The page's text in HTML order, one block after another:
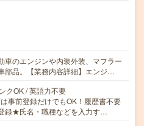
車のエンジンや内装外装、マフラー
部品。【業務内容詳細】エンジ…
クOK / 英語力不要
事前登録だけでもOK！履歴書不要
録★氏名・職種などを入力す…